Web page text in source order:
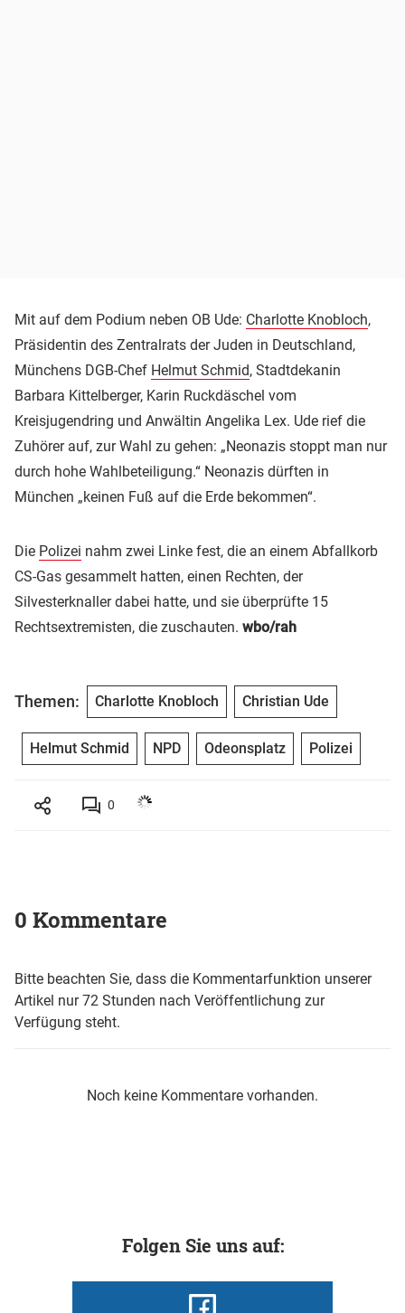
Mit auf dem Podium neben OB Ude: Charlotte Knobloch,
Präsidentin des Zentralrats der Juden in Deutschland,
Münchens DGB-Chef Helmut Schmid, Stadtdekanin
Barbara Kittelberger, Karin Ruckdäschel vom
Kreisjugendring und Anwältin Angelika Lex. Ude rief die
Zuhörer auf, zur Wahl zu gehen: „Neonazis stoppt man nur
durch hohe Wahlbeteiligung.“ Neonazis dürften in
München „keinen Fuß auf die Erde bekommen“.
Die Polizei nahm zwei Linke fest, die an einem Abfallkorb
CS-Gas gesammelt hatten, einen Rechten, der
Silvesterknaller dabei hatte, und sie überprüfte 15
Rechtsextremisten, die zuschauten. wbo/rah
Themen: Charlotte Knobloch Christian Ude
Helmut Schmid NPD Odeonsplatz Polizei
0
0 Kommentare
Bitte beachten Sie, dass die Kommentarfunktion unserer
Artikel nur 72 Stunden nach Veröffentlichung zur
Verfügung steht.
Noch keine Kommentare vorhanden.
Folgen Sie uns auf: